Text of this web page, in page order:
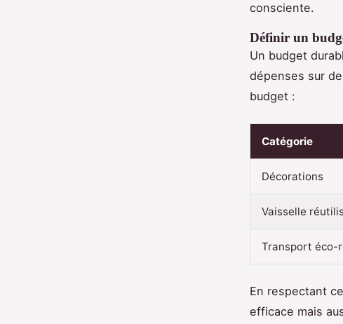
consciente.
Définir un
Un budget
dépenses sur
budget :
Catégorie
Décorations
Vaisselle
Transport éco-
En respectant
efficace mais